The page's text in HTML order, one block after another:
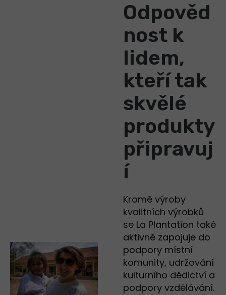
Odpověd
nost k
lidem,
kteří tak
skvělé
produkty
připravuj
í
Kromě výroby
kvalitních výrobků
se La Plantation také
aktivně zapojuje do
podpory místní
komunity, udržování
kulturního dědictví a
podpory vzdělávání.